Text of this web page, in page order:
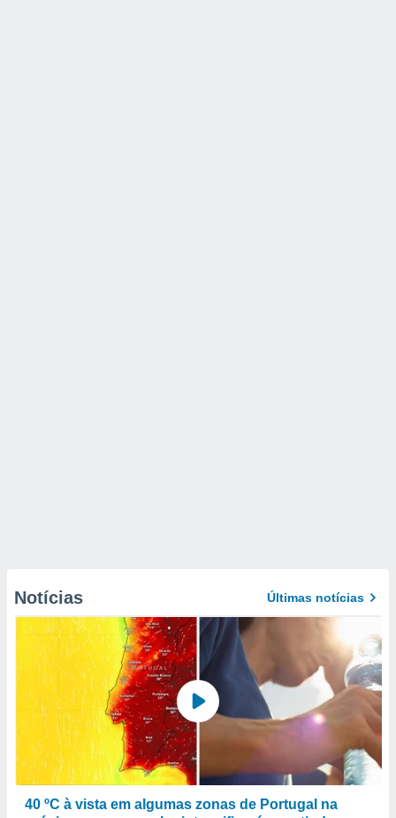
Notícias Últimas notícias
40 ºC à vista em algumas zonas de Portugal na